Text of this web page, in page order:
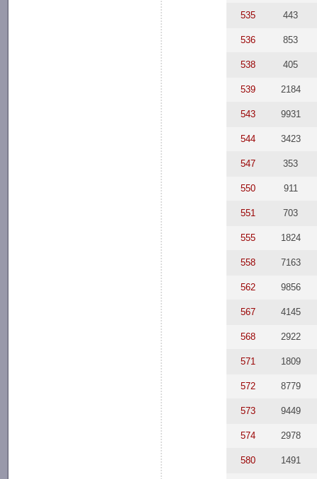
535 443
536 853
538 405
539 2184
543 9931
544 3423
547 353
550 911
551 703
555 1824
558 7163
562 9856
567 4145
568 2922
571 1809
572 8779
573 9449
574 2978
580 1491